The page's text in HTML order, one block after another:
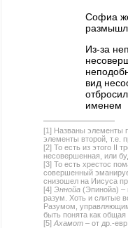
Софиа
Из-за
вид
именем
[1] Названы элементы
элементы второй, т.е.
[2] То есть из этого II
несовершенная, или
[3] То есть хрестос
совершенный
снизошел на Иисуса
[4] Эннойа (Эпинойа) –
разум. Хоть и слитые
Разумом,
быть понята как
[5] Ахамот – от др.-евр.